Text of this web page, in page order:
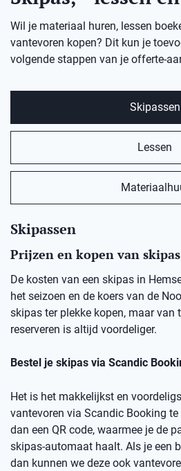
Wil je materiaal huren, lessen
vantevoren kopen? Dit kun je
volgende stappen van je offerte-
Skipassen
Lessen
Skipassen
Prijzen en kopen van
De kosten van een skipas in
het seizoen en de koers van de
skipas ter plekke kopen, maar van t
reserveren is altijd voordeliger.
Bestel je skipas via Scandic
Het is het makkelijkst en
vantevoren via Scandic Booking te
dan een QR code, waarmee je de
skipas-automaat haalt. Als je een
dan kunnen we deze ook